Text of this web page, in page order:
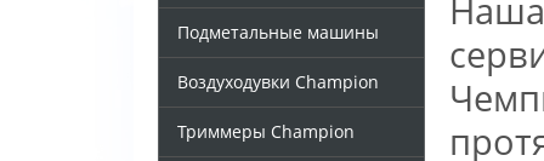
Подметальные машины
Воздуходувки Champion
Триммеры Champion